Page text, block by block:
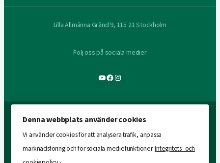
Lilla Allmänna Gränd 9, 115 21 Stockholm
Följ oss på sociala medier
YouTube
Facebook
Instagram
Denna webbplats använder cookies
Vi använder cookies för att analysera trafik, anpassa
marknadsföring och för sociala mediefunktioner.Integritets- och